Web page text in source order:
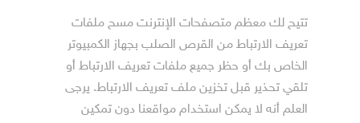
تتيح لك معظم متصفحات الإنترنت مسح ملفات
تعريف الارتباط من القرص الصلب بجهاز الكمبيوتر
الخاص بك أو حظر جميع ملفات تعريف الارتباط أو
تلقي تحذير قبل تخزين ملف تعريف الارتباط. يرجى
العلم أنه لا يمكن استخدام مواقعنا دون تمكين